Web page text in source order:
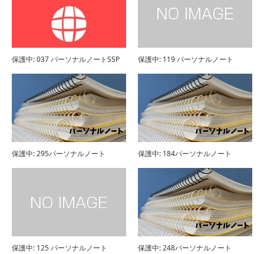
保護中: 037 パーソナルノートSSP 保護中: 119 パーソナルノート
保護中: 295パーソナルノート 保護中: 184パーソナルノート
保護中: 125 パーソナルノート 保護中: 248パーソナルノート